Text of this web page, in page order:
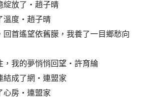
綻放了‧趙子晴
溫度‧趙子晴
回首遙望依舊朦，我養了一目鄉愁向
，我的夢悄悄回望‧許育綸
結成了網‧連盟家
心房‧連盟家